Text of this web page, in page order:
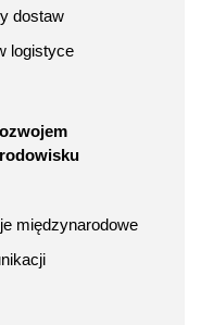
dostaw
logistyce
międzynarodowe